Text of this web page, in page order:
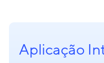
Aplicação